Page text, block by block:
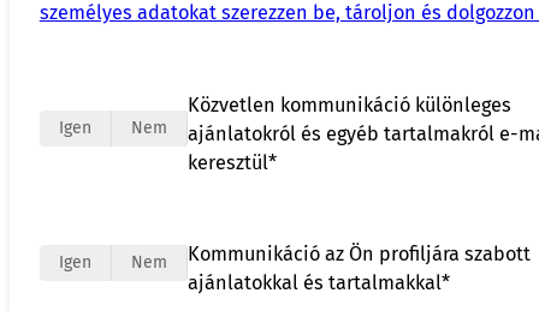
személyes adatokat szerezzen be, tároljon és
Igen Nem
Közvetlen kommunikáció különleges
ajánlatokról és egyéb tartalmakról e-
keresztül*
Igen Nem
Kommunikáció az Ön profiljára szabott
ajánlatokkal és tartalmakkal*